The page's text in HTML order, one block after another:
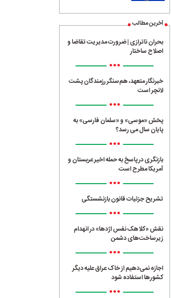
آخرین مطالب
بحران ناترازی | ضرورت مدیریت تقاضا و
اصلاح ساختار
•••
خبرنگار متعهد، هم‌سنگر رزمندگان پشت
لانچر است
•••
پخش «موسی» و «سلمان فارسی» به
پایان سال می رسد؟
•••
بازنگری در پاسخ به حمله اخیر عربستان و
آمریکا مطرح است
•••
تشریح جزئیات قانون بازنشستگی
•••
نقش «کلاهک نفس اژدها» در انهدام
زیرساخت‌های دشمن
•••
اجازه نمی‌دهیم از خاک عراق علیه دیگر
کشورها استفاده شود
•••